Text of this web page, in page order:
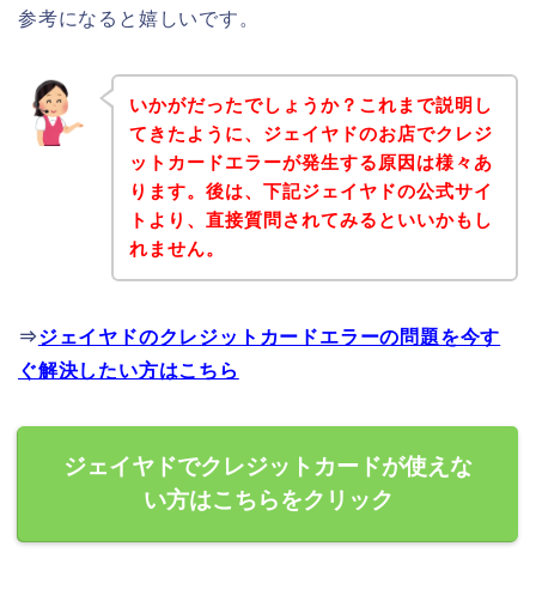
参考になると嬉しいです。
いかがだったでしょうか？これまで説明し
てきたように、ジェイヤドのお店でクレジ
ットカードエラーが発生する原因は様々あ
ります。後は、下記ジェイヤドの公式サイ
トより、直接質問されてみるといいかもし
れません。
⇒ジェイヤドのクレジットカードエラーの問題を今す
ぐ解決したい方はこちら
ジェイヤドでクレジットカードが使えな
い方はこちらをクリック